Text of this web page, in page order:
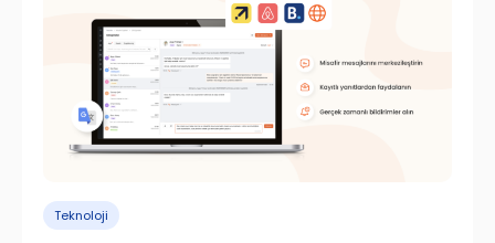
Teknoloji